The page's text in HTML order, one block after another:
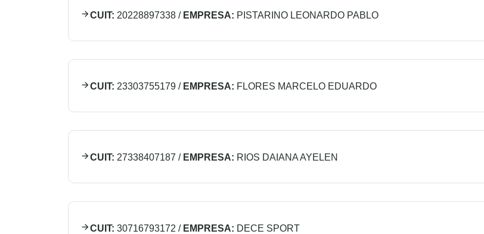
CUIT: 20228897338 / EMPRESA: PISTARINO LEONARDO PABLO
CUIT: 23303755179 / EMPRESA: FLORES MARCELO EDUARDO
CUIT: 27338407187 / EMPRESA: RIOS DAIANA AYELEN
CUIT: 30716793172 / EMPRESA: DECE SPORT